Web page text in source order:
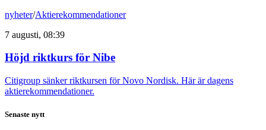
nyheter/Aktierekommendationer
7 augusti, 08:39
Höjd riktkurs för Nibe
Citigroup sänker riktkursen för Novo Nordisk. Här är dagens
aktierekommendationer.
Senaste nytt